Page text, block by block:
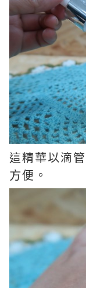
這精華以滴管
方便 。